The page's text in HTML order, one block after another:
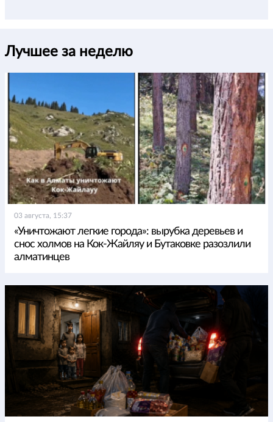
Лучшее за неделю
03 августа, 15:37
«Уничтожают легкие города»: вырубка деревьев и
снос холмов на Кок-Жайляу и Бутаковке разозлили
алматинцев